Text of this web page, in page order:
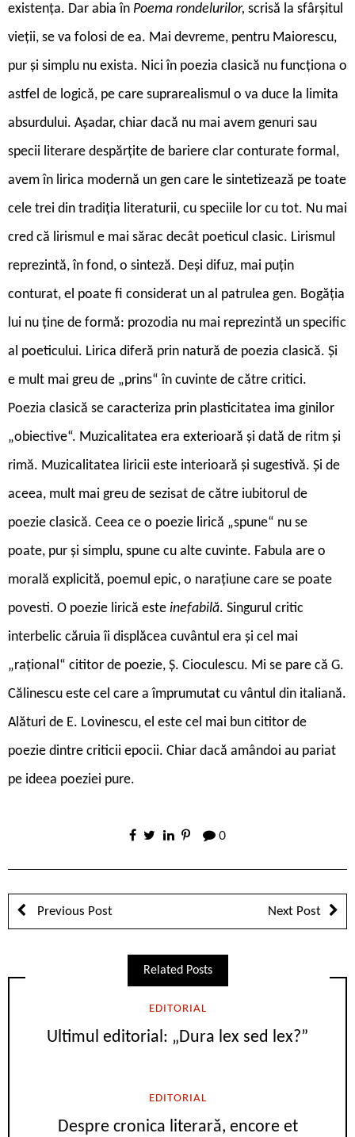
existența. Dar abia în Poema rondelurilor, scrisă la sfârșitul
vieții, se va folosi de ea. Mai devreme, pentru Maiorescu,
pur și simplu nu exista. Nici în poezia clasică nu funcționa o
astfel de logică, pe care suprarealismul o va duce la limita
absurdului. Așadar, chiar dacă nu mai avem genuri sau
specii literare despărțite de bariere clar conturate formal,
avem în lirica modernă un gen care le sintetizează pe toate
cele trei din tradiția literaturii, cu speciile lor cu tot. Nu mai
cred că lirismul e mai sărac decât poeticul clasic. Lirismul
reprezintă, în fond, o sinteză. Deși difuz, mai puțin
conturat, el poate fi considerat un al patrulea gen. Bogăția
lui nu ține de formă: prozodia nu mai reprezintă un specific
al poeticului. Lirica diferă prin natură de poezia clasică. Și
e mult mai greu de „prins“ în cuvinte de către critici.
Poezia clasică se caracteriza prin plasticitatea ima ginilor
„obiective“. Muzicalitatea era exterioară și dată de ritm și
rimă. Muzicalitatea liricii este interioară și sugestivă. Și de
aceea, mult mai greu de sezisat de către iubitorul de
poezie clasică. Ceea ce o poezie lirică „spune“ nu se
poate, pur și simplu, spune cu alte cuvinte. Fabula are o
morală explicită, poemul epic, o narațiune care se poate
povesti. O poezie lirică este inefabilă. Singurul critic
interbelic căruia îi displăcea cuvântul era și cel mai
„rațional“ cititor de poezie, Ș. Cioculescu. Mi se pare că G.
Călinescu este cel care a împrumutat cu vântul din italiană.
Alături de E. Lovinescu, el este cel mai bun cititor de
poezie dintre criticii epocii. Chiar dacă amândoi au pariat
pe ideea poeziei pure.
0
Previous Post Next Post
Related Posts
EDITORIAL
Ultimul editorial: „Dura lex sed lex?”
EDITORIAL
Despre cronica literară, encore et